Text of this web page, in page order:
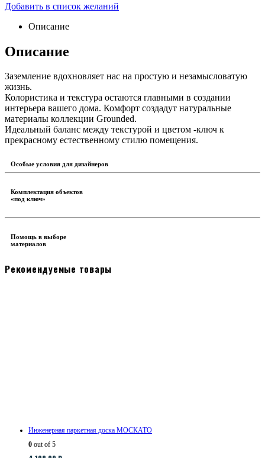
Добавить в список желаний
Описание
Описание
Заземление вдохновляет нас на простую и незамысловатую
жизнь.
Колористика и текстура остаются главными в создании
интерьера вашего дома. Комфорт создадут натуральные
материалы коллекции Grounded.
Идеальный баланс между текстурой и цветом -ключ к
прекрасному естественному стилю помещения.
Особые условия для дизайнеров
Комплектация объектов
«под ключ»
Помощь в выборе
материалов
Рекомендуемые товары
Инженерная паркетная доска МОСКАТО
0 out of 5